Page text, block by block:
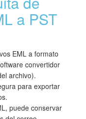
a PST
EML a formato
convertidor
archivo).
para exportar
puede conservar